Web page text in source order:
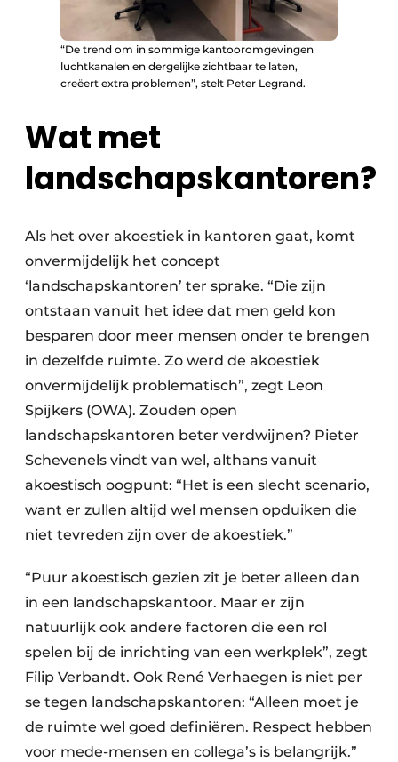
“De trend om in sommige kantooromgevingen
luchtkanalen en dergelijke zichtbaar te laten,
creëert extra problemen”, stelt Peter Legrand.
Wat met
landschapskantoren?
Als het over akoestiek in kantoren gaat, komt
onvermijdelijk het concept
‘landschapskantoren’ ter sprake. “Die zijn
ontstaan vanuit het idee dat men geld kon
besparen door meer mensen onder te brengen
in dezelfde ruimte. Zo werd de akoestiek
onvermijdelijk problematisch”, zegt Leon
Spijkers (OWA). Zouden open
landschapskantoren beter verdwijnen? Pieter
Schevenels vindt van wel, althans vanuit
akoestisch oogpunt: “Het is een slecht scenario,
want er zullen altijd wel mensen opduiken die
niet tevreden zijn over de akoestiek.”
“Puur akoestisch gezien zit je beter alleen dan
in een landschapskantoor. Maar er zijn
natuurlijk ook andere factoren die een rol
spelen bij de inrichting van een werkplek”, zegt
Filip Verbandt. Ook René Verhaegen is niet per
se tegen landschapskantoren: “Alleen moet je
de ruimte wel goed definiëren. Respect hebben
voor mede-mensen en collega’s is belangrijk.”